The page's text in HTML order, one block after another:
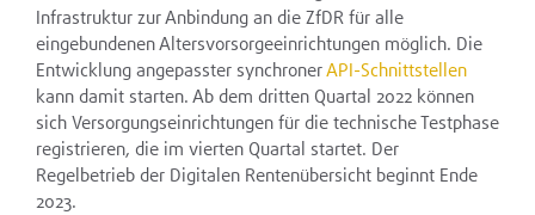
Infrastruktur zur Anbindung an die ZfDR für alle
eingebundenen Altersvorsorgeeinrichtungen möglich. Die
Entwicklung angepasster synchronerAPI-Schnittstellen
kann damit starten. Ab dem dritten Quartal 2022 können
sich Versorgungseinrichtungen für die technische Testphase
registrieren, die im vierten Quartal startet. Der
Regelbetrieb der Digitalen Rentenübersicht beginnt Ende
2023.